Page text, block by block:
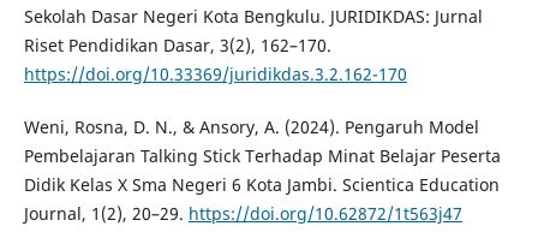
Sekolah Dasar Negeri Kota Bengkulu. JURIDIKDAS: Jurnal
Riset Pendidikan Dasar, 3(2), 162–170.
https://doi.org/10.33369/juridikdas.3.2.162-170
Weni, Rosna, D. N., & Ansory, A. (2024). Pengaruh Model
Pembelajaran Talking Stick Terhadap Minat Belajar Peserta
Didik Kelas X Sma Negeri 6 Kota Jambi. Scientica Education
Journal, 1(2), 20–29. https://doi.org/10.62872/1t563j47